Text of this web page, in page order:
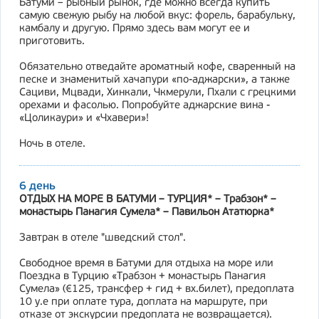
Батуми – рыбный рынок, где можно всегда купить
самую свежую рыбу на любой вкус: форель, барабульку,
камбалу и другую. Прямо здесь вам могут ее и
приготовить.
Обязательно отведайте ароматный кофе, сваренный на
песке и знаменитый хачапури «по-аджарски», а также
Сациви, Мцвади, Хинкали, Чкмерули, Пхали с грецкими
орехами и фасолью. Попробуйте аджарские вина -
«Цоликаури» и «Чхавери»!
Ночь в отеле.
6 день
ОТДЫХ НА МОРЕ В БАТУМИ – ТУРЦИЯ* – Трабзон* –
монастырь Панагия Сумела* – Павильон Ататюрка*
Завтрак в отеле "шведский стол".
Свободное время в Батуми для отдыха на море или
Поездка в Турцию «Трабзон + монастырь Панагия
Сумела» (€125, трансфер + гид + вх.билет), предоплата
10 у.е при оплате тура, доплата на маршруте, при
отказе от экскурсии предоплата не возвращается).